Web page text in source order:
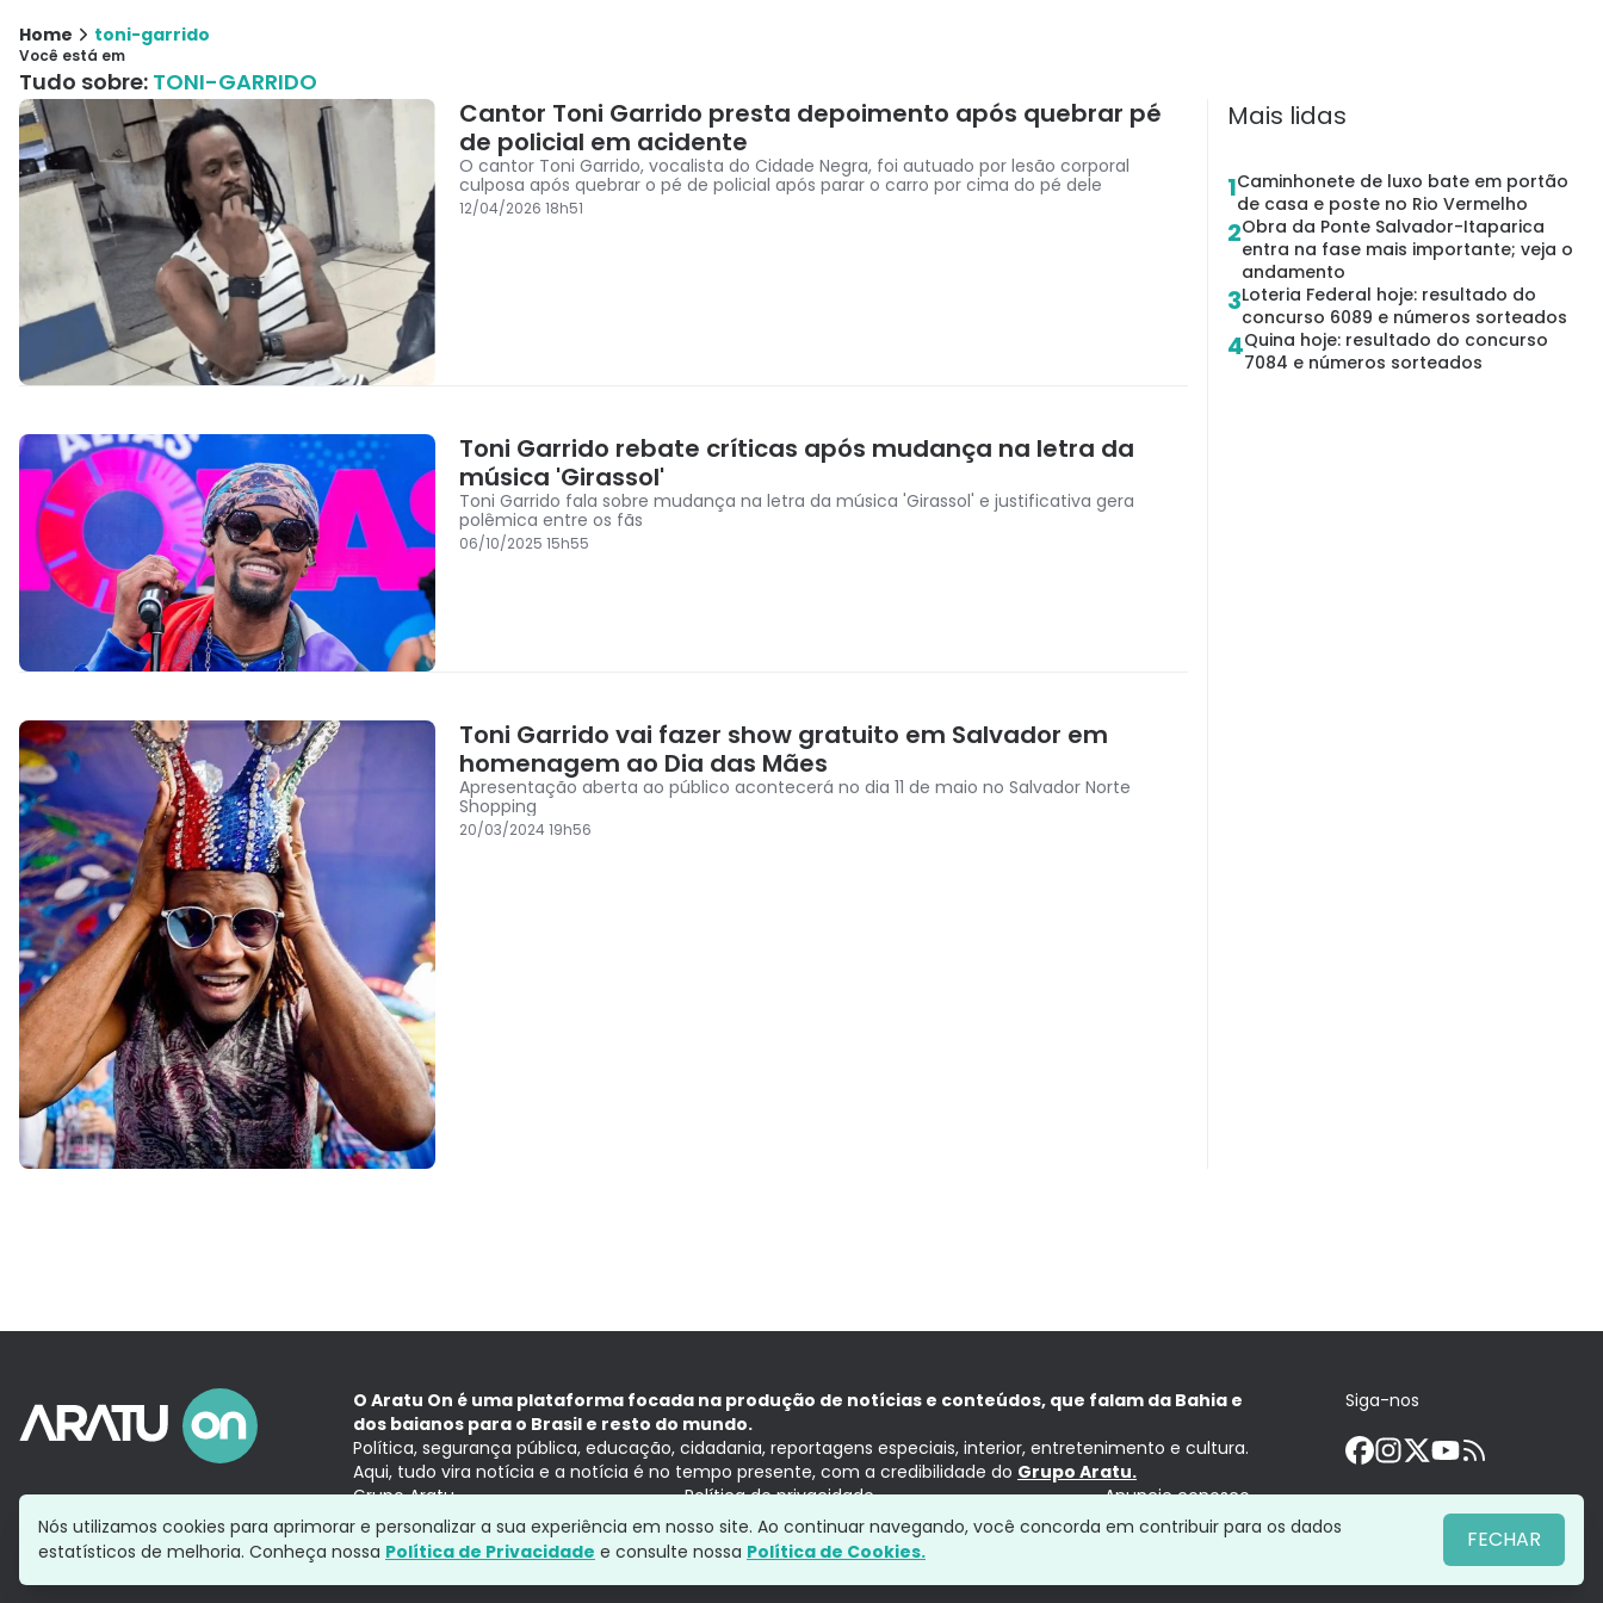
Home toni-garrido
Você está em
Tudo sobre: TONI-GARRIDO
Cantor Toni Garrido presta depoimento após quebrar pé
de policial em acidente
O cantor Toni Garrido, vocalista do Cidade Negra, foi autuado por lesão corporal
culposa após quebrar o pé de policial após parar o carro por cima do pé dele
12/04/2026 18h51
Toni Garrido rebate críticas após mudança na letra da
música 'Girassol'
Toni Garrido fala sobre mudança na letra da música 'Girassol' e justificativa gera
polêmica entre os fãs
06/10/2025 15h55
Toni Garrido vai fazer show gratuito em Salvador em
homenagem ao Dia das Mães
Apresentação aberta ao público acontecerá no dia 11 de maio no Salvador Norte
Shopping
20/03/2024 19h56
Mais lidas
1Caminhonete de luxo bate em portão
de casa e poste no Rio Vermelho
2Obra da Ponte Salvador-Itaparica
entra na fase mais importante; veja o
andamento
3Loteria Federal hoje: resultado do
concurso 6089 e números sorteados
4Quina hoje: resultado do concurso
7084 e números sorteados
O Aratu On é uma plataforma focada na produção de notícias e conteúdos, que falam da Bahia e
dos baianos para o Brasil e resto do mundo.
Política, segurança pública, educação, cidadania, reportagens especiais, interior, entretenimento e cultura.
Aqui, tudo vira notícia e a notícia é no tempo presente, com a credibilidade do Grupo Aratu.
Grupo Aratu
Política de privacidade Anuncie conosco
Siga-nos
Nós utilizamos cookies para aprimorar e personalizar a sua experiência em nosso site. Ao continuar navegando, você concorda em contribuir para os dados
estatísticos de melhoria. Conheça nossa Política de Privacidade e consulte nossa Política de Cookies. FECHAR